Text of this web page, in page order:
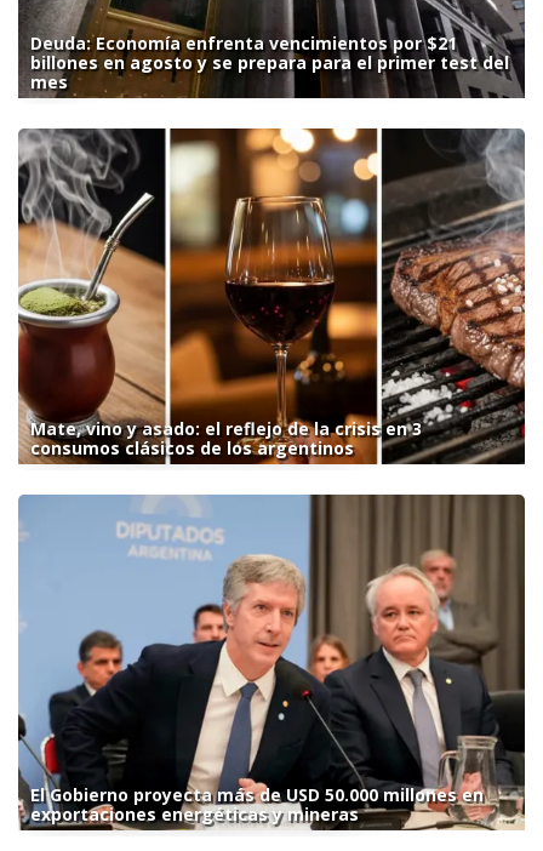
Deuda: Economía enfrenta vencimientos por $21
billones en agosto y se prepara para el primer test del
mes
Mate, vino y asado: el reflejo de la crisis en 3
consumos clásicos de los argentinos
El Gobierno proyecta más de USD 50.000 millones en
exportaciones energéticas y mineras